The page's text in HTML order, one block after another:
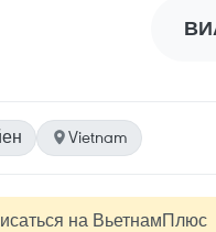
Vietnam
на ВьетнамПлюс